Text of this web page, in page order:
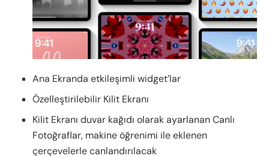
Ana Ekranda etkileşimli widget’lar
Özelleştirilebilir Kilit Ekranı
Kilit Ekranı duvar kağıdı olarak ayarlanan Canlı
Fotoğraflar, makine öğrenimi ile eklenen
çerçevelerle canlandırılacak